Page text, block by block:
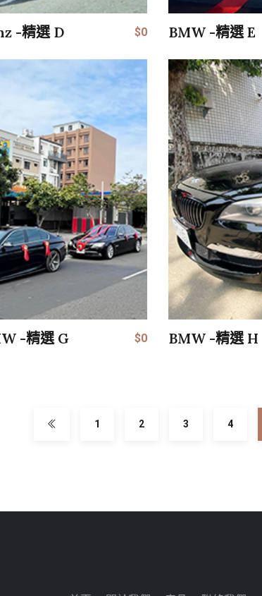
-精選 D $0 BMW -精選 E
-精選 G $0 BMW -精選 H
1 2 3 4